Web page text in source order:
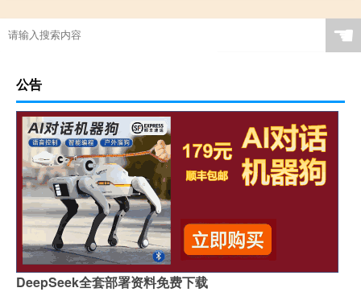
☚
公告
DeepSeek全套部署资料免费下载